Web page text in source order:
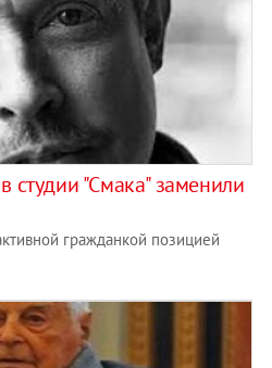
студии "Смака" заменили
гражданкой позицией